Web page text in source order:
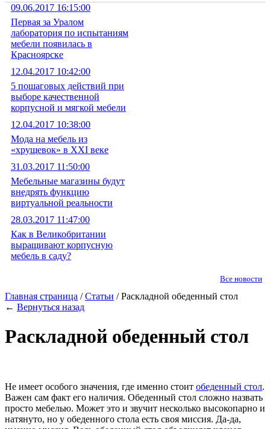
09.06.2017 16:15:00
Первая за Уралом
лаборатория по испытаниям
мебели появилась в
Красноярске
12.04.2017 10:42:00
5 пошаговых действий при
выборе качественной
корпусной и мягкой мебели
12.04.2017 10:38:00
Мода на мебель из
«хрущевок» в XXI веке
31.03.2017 11:50:00
Мебельные магазины будут
внедрять функцию
виртуальной реальности
28.03.2017 11:47:00
Как в Великобритании
выращивают корпусную
мебель в саду?
Все новости
Главная страница /Статьи / Раскладной обеденный стол
← Вернуться назад
Раскладной обеденный стол
Не имеет особого значения, где именно стоит обеденный стол.
Важен сам факт его наличия. Обеденный стол сложно назвать
просто мебелью. Может это и звучит несколько высокопарно и
натянуто, но у обеденного стола есть своя миссия. Да-да,